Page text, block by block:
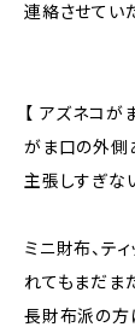
連絡させてい
【 アズネコが
がま口の外側
主張しすぎな
ミニ財布、テ
れてもまだま
長財布派の方